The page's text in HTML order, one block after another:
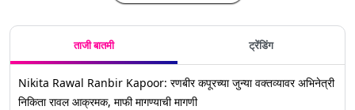
ताजी बातमी ट्रेंडिंग
Nikita Rawal Ranbir Kapoor: रणबीर कपूरच्या जुन्या वक्तव्यावर अभिनेत्री
निकिता रावल आक्रमक, माफी मागण्याची मागणी